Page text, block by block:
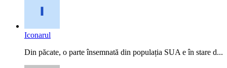
Iconarul
Din păcate, o parte însemnată din populația SUA e în stare d...